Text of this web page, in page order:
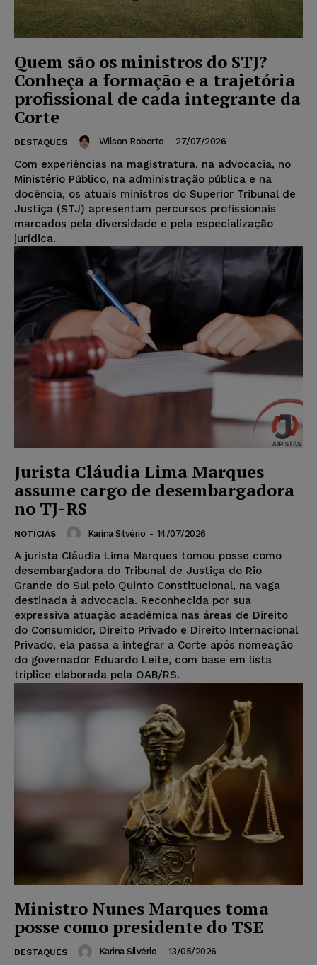
Quem são os ministros do STJ?
Conheça a formação e a trajetória
profissional de cada integrante da
Corte
DESTAQUES Wilson Roberto - 27/07/2026
Com experiências na magistratura, na advocacia, no
Ministério Público, na administração pública e na
docência, os atuais ministros do Superior Tribunal de
Justiça (STJ) apresentam percursos profissionais
marcados pela diversidade e pela especialização
jurídica.
Jurista Cláudia Lima Marques
assume cargo de desembargadora
no TJ-RS
NOTÍCIAS Karina Silvério - 14/07/2026
A jurista Cláudia Lima Marques tomou posse como
desembargadora do Tribunal de Justiça do Rio
Grande do Sul pelo Quinto Constitucional, na vaga
destinada à advocacia. Reconhecida por sua
expressiva atuação acadêmica nas áreas de Direito
do Consumidor, Direito Privado e Direito Internacional
Privado, ela passa a integrar a Corte após nomeação
do governador Eduardo Leite, com base em lista
tríplice elaborada pela OAB/RS.
Ministro Nunes Marques toma
posse como presidente do TSE
DESTAQUES Karina Silvério - 13/05/2026